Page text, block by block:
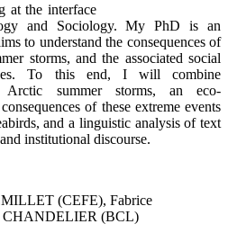
at the interface
and Sociology. My PhD is an
to understand the consequences of
storms, and the associated social
To this end, I will combine
Arctic summer storms, an eco-
of these extreme events
and a linguistic analysis of text
institutional discourse.
(CEFE), Fabrice
CHANDELIER (BCL)